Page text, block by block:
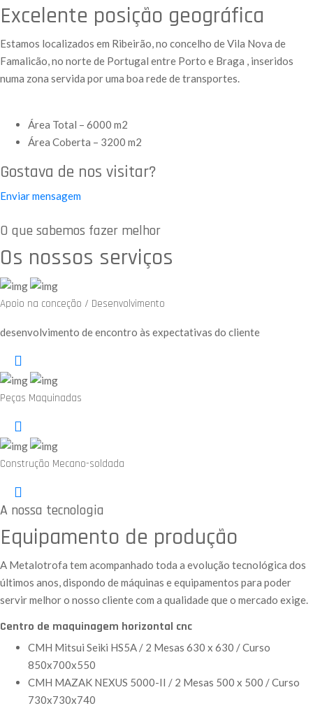
Excelente posição geográfica
Estamos localizados em Ribeirão, no concelho de Vila Nova de
Famalicão, no norte de Portugal entre Porto e Braga , inseridos
numa zona servida por uma boa rede de transportes.
Área Total – 6000 m2
Área Coberta – 3200 m2
Gostava de nos visitar?
Enviar mensagem
O que sabemos fazer melhor
Os nossos serviços
Apoio na conceção / Desenvolvimento
desenvolvimento de encontro às expectativas do cliente
Peças Maquinadas
Construção Mecano-soldada
A nossa tecnologia
Equipamento de produção
A Metalotrofa tem acompanhado toda a evolução tecnológica dos
últimos anos, dispondo de máquinas e equipamentos para poder
servir melhor o nosso cliente com a qualidade que o mercado exige.
Centro de maquinagem horizontal cnc
CMH Mitsui Seiki HS5A / 2 Mesas 630 x 630 / Curso
850x700x550
CMH MAZAK NEXUS 5000-II / 2 Mesas 500 x 500 / Curso
730x730x740